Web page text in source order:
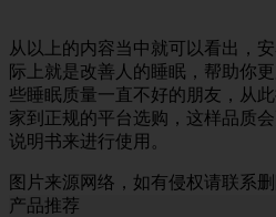
从以上的内容当中就可以看出，
际上就是改善人的睡眠，帮助你
些睡眠质量一直不好的朋友，从
家到正规的平台选购，这样品质
说明书来进行使用。
图片来源网络，如有侵权请联系删
产品推荐